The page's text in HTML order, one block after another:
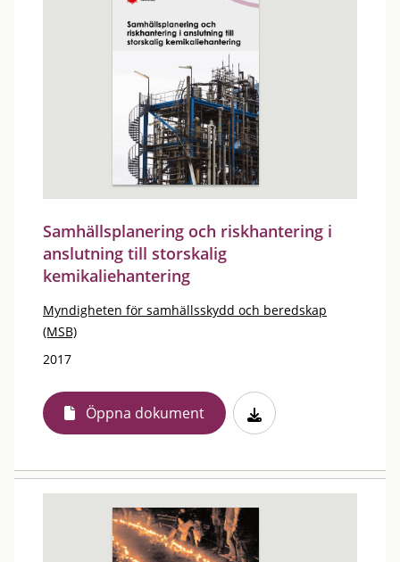
Samhällsplanering och riskhantering i
anslutning till storskalig
kemikaliehantering
Myndigheten för samhällsskydd och beredskap
(MSB)
2017
Öppna dokument